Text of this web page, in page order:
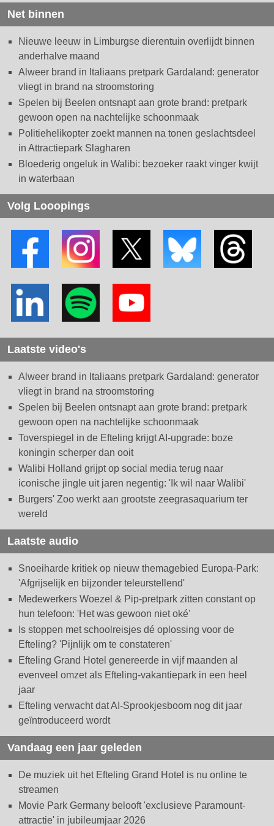
Net binnen
Nieuwe leeuw in Limburgse dierentuin overlijdt binnen
anderhalve maand
Alweer brand in Italiaans pretpark Gardaland: generator
vliegt in brand na stroomstoring
Spelen bij Beelen ontsnapt aan grote brand: pretpark
gewoon open na nachtelijke schoonmaak
Politiehelikopter zoekt mannen na tonen geslachtsdeel
in Attractiepark Slagharen
Bloederig ongeluk in Walibi: bezoeker raakt vinger kwijt
in waterbaan
Volg Looopings
Laatste video's
Alweer brand in Italiaans pretpark Gardaland: generator
vliegt in brand na stroomstoring
Spelen bij Beelen ontsnapt aan grote brand: pretpark
gewoon open na nachtelijke schoonmaak
Toverspiegel in de Efteling krijgt AI-upgrade: boze
koningin scherper dan ooit
Walibi Holland grijpt op social media terug naar
iconische jingle uit jaren negentig: 'Ik wil naar Walibi'
Burgers' Zoo werkt aan grootste zeegrasaquarium ter
wereld
Laatste audio
Snoeiharde kritiek op nieuw themagebied Europa-Park:
'Afgrijselijk en bijzonder teleurstellend'
Medewerkers Woezel & Pip-pretpark zitten constant op
hun telefoon: 'Het was gewoon niet oké'
Is stoppen met schoolreisjes dé oplossing voor de
Efteling? 'Pijnlijk om te constateren'
Efteling Grand Hotel genereerde in vijf maanden al
evenveel omzet als Efteling-vakantiepark in een heel
jaar
Efteling verwacht dat AI-Sprookjesboom nog dit jaar
geïntroduceerd wordt
Vandaag een jaar geleden
De muziek uit het Efteling Grand Hotel is nu online te
streamen
Movie Park Germany belooft 'exclusieve Paramount-
attractie' in jubileumjaar 2026